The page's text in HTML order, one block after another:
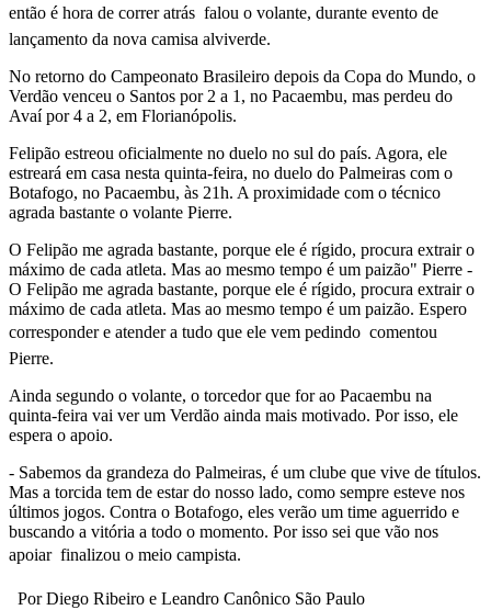
então é hora de correr atrás  falou o volante, durante evento de
lançamento da nova camisa alviverde.
No retorno do Campeonato Brasileiro depois da Copa do Mundo, o
Verdão venceu o Santos por 2 a 1, no Pacaembu, mas perdeu do
Avaí por 4 a 2, em Florianópolis.
Felipão estreou oficialmente no duelo no sul do país. Agora, ele
estreará em casa nesta quinta-feira, no duelo do Palmeiras com o
Botafogo, no Pacaembu, às 21h. A proximidade com o técnico
agrada bastante o volante Pierre.
O Felipão me agrada bastante, porque ele é rígido, procura extrair o
máximo de cada atleta. Mas ao mesmo tempo é um paizão" Pierre -
O Felipão me agrada bastante, porque ele é rígido, procura extrair o
máximo de cada atleta. Mas ao mesmo tempo é um paizão. Espero
corresponder e atender a tudo que ele vem pedindo  comentou
Pierre.
Ainda segundo o volante, o torcedor que for ao Pacaembu na
quinta-feira vai ver um Verdão ainda mais motivado. Por isso, ele
espera o apoio.
- Sabemos da grandeza do Palmeiras, é um clube que vive de títulos.
Mas a torcida tem de estar do nosso lado, como sempre esteve nos
últimos jogos. Contra o Botafogo, eles verão um time aguerrido e
buscando a vitória a todo o momento. Por isso sei que vão nos
apoiar  finalizou o meio campista.
Por Diego Ribeiro e Leandro Canônico São Paulo